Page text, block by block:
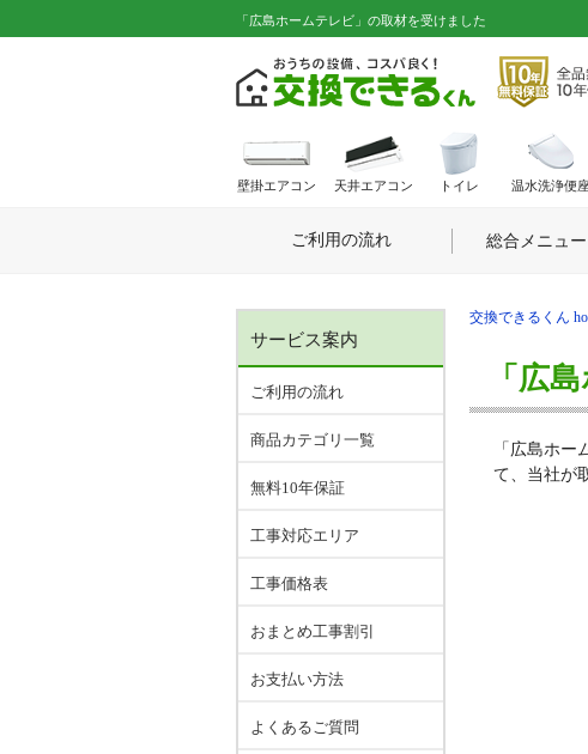
「広島ホームテレビ」の取材を受けました
交換できるくん
「広
「広島ホ
て、当社が
サービス案内
ご利用の流れ
商品カテゴリ一覧
無料10年保証
工事対応エリア
工事価格表
おまとめ工事割引
お支払い方法
よくあるご質問
壁掛エアコン 天井エアコン トイレ 温水洗浄便
ご利用の流れ 総合メニュー